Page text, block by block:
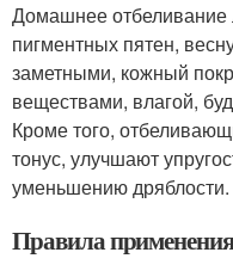
Домашнее отбеливание
пигментных пятен,
заметными, кожный
веществами, влагой,
Кроме того,
тонус, улучшают
уменьшению дряблости.
Правила